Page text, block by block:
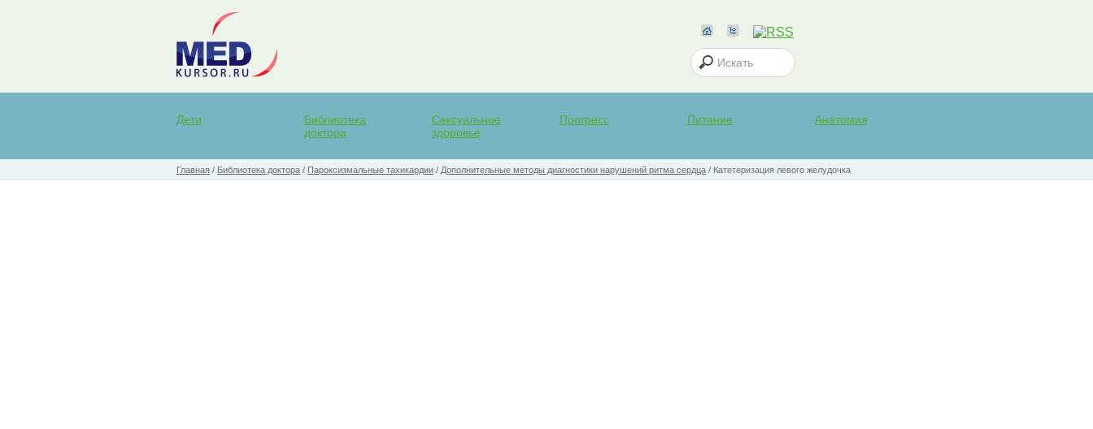
Дети
Библиотека
доктора
Сексуальное
здоровье
Прогресс Питание Анатомия
Главная / Библиотека доктора / Пароксизмальные тахикардии / Дополнительные методы диагностики нарушений ритма сердца / Катетеризация левого желудочка